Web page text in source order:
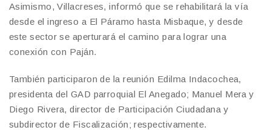
Asimismo, Villacreses, informó que se rehabilitará la vía
desde el ingreso a El Páramo hasta Misbaque, y desde
este sector se aperturará el camino para lograr una
conexión con Paján.
También participaron de la reunión Edilma Indacochea,
presidenta del GAD parroquial El Anegado; Manuel Mera y
Diego Rivera, director de Participación Ciudadana y
subdirector de Fiscalización; respectivamente.